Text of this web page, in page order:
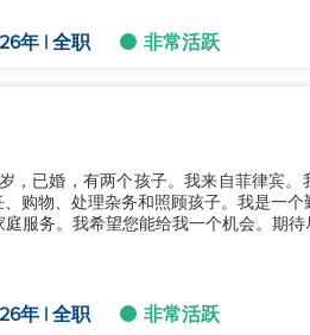
年 | 全职 非常活跃
，已婚，有两个孩子。我来自菲律宾
购物、处理杂务和照顾孩子。我是一
服务。我希望您能给我一个机会。期待
年 | 全职 非常活跃